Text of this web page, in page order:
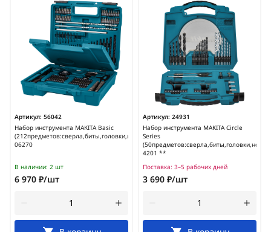
Артикул: 56042
Набор инструмента MAKITA Basic
(212предметов:сверла,биты,головки,инструменты,кейс)/E-
06270
В наличии: 2 шт
6 970 ₽/шт
Артикул: 24931
Набор инструмента MAKITA Circle
Series
4201 **
Поставка: 3–5 рабочих дней
3 690 ₽/шт